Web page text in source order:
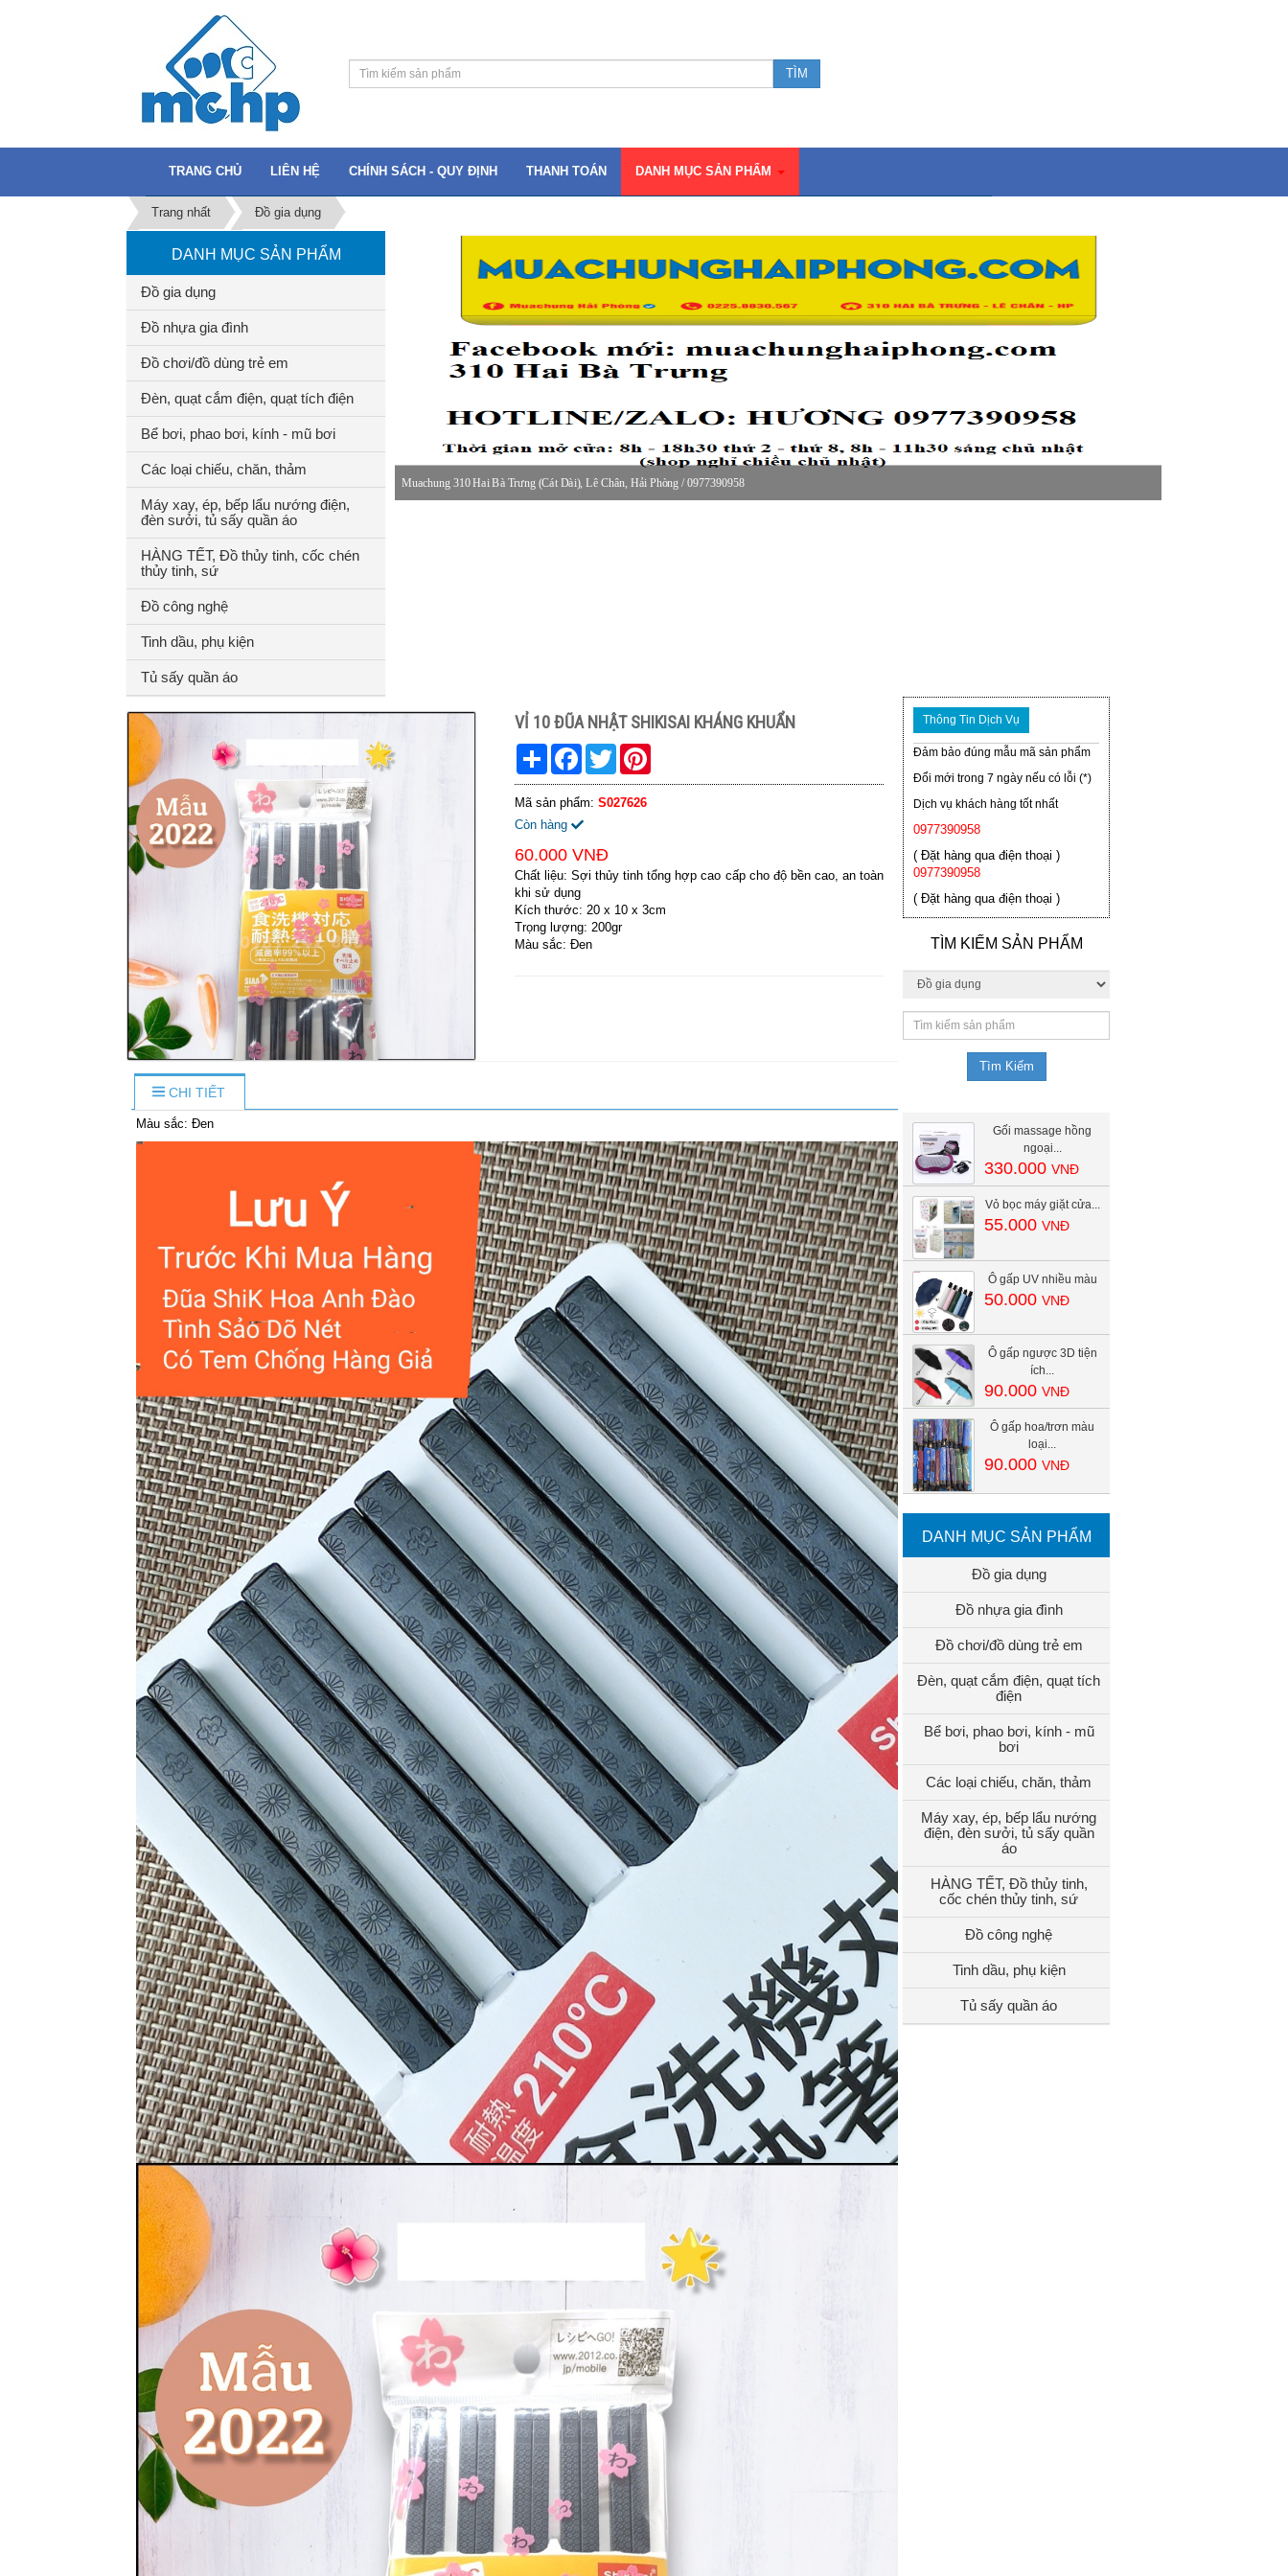
TRANG CHỦ LIÊN HỆ CHÍNH SÁCH - QUY ĐỊNH THANH TOÁN DANH MỤC SẢN PHẨM
Trang nhất Đồ gia dụng
DANH MỤC SẢN PHẨM
Đồ gia dụng
Đồ nhựa gia đình
Đồ chơi/đồ dùng trẻ em
Đèn, quạt cắm điện, quạt tích điện
Bể bơi, phao bơi, kính - mũ bơi
Các loại chiếu, chăn, thảm
Máy xay, ép, bếp lẩu nướng điện,
đèn sưởi, tủ sấy quần áo
HÀNG TẾT, Đồ thủy tinh, cốc chén
thủy tinh, sứ
Đồ công nghệ
Tinh dầu, phụ kiện
Tủ sấy quần áo
Muachung 310 Hai Bà Trưng (Cát Dài), Lê Chân, Hải Phòng / 0977390958
VỈ 10 ĐŨA NHẬT SHIKISAI KHÁNG KHUẨN
Share FacebookTwitter
Mã sản phẩm: S027626
Còn hàng
60.000 VNĐ
Chất liệu: Sợi thủy tinh tổng hợp cao cấp cho độ bền cao, an toàn
khi sử dụng
Kích thước: 20 x 10 x 3cm
Trọng lượng: 200gr
Màu sắc: Đen
CHI TIẾT
Màu sắc: Đen
Thông Tin Dịch Vụ
Đảm bảo đúng mẫu mã sản phẩm
Đổi mới trong 7 ngày nếu có lỗi (*)
Dịch vụ khách hàng tốt nhất
0977390958
( Đặt hàng qua điện thoại )
0977390958
( Đặt hàng qua điện thoại )
TÌM KIẾM SẢN PHẨM
Gối massage hồng
ngoại...
330.000VNĐ
Vỏ bọc máy giặt cửa...
55.000VNĐ
Ô gấp UV nhiều màu
50.000VNĐ
Ô gấp ngược 3D tiện
ích...
90.000VNĐ
Ô gấp hoa/trơn màu
loại...
90.000VNĐ
DANH MỤC SẢN PHẨM
Đồ gia dụng
Đồ nhựa gia đình
Đồ chơi/đồ dùng trẻ em
Đèn, quạt cắm điện, quạt tích
điện
Bể bơi, phao bơi, kính - mũ
bơi
Các loại chiếu, chăn, thảm
Máy xay, ép, bếp lẩu nướng
điện, đèn sưởi, tủ sấy quần
áo
HÀNG TẾT, Đồ thủy tinh,
cốc chén thủy tinh, sứ
Đồ công nghệ
Tinh dầu, phụ kiện
Tủ sấy quần áo